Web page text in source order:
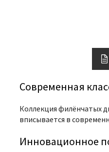
Современная
Коллекция филёнчатых
вписывается в
Инновационное